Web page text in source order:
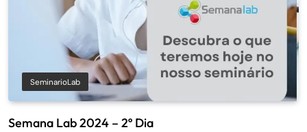
SeminarioLab
Semana Lab 2024 – 2º Dia